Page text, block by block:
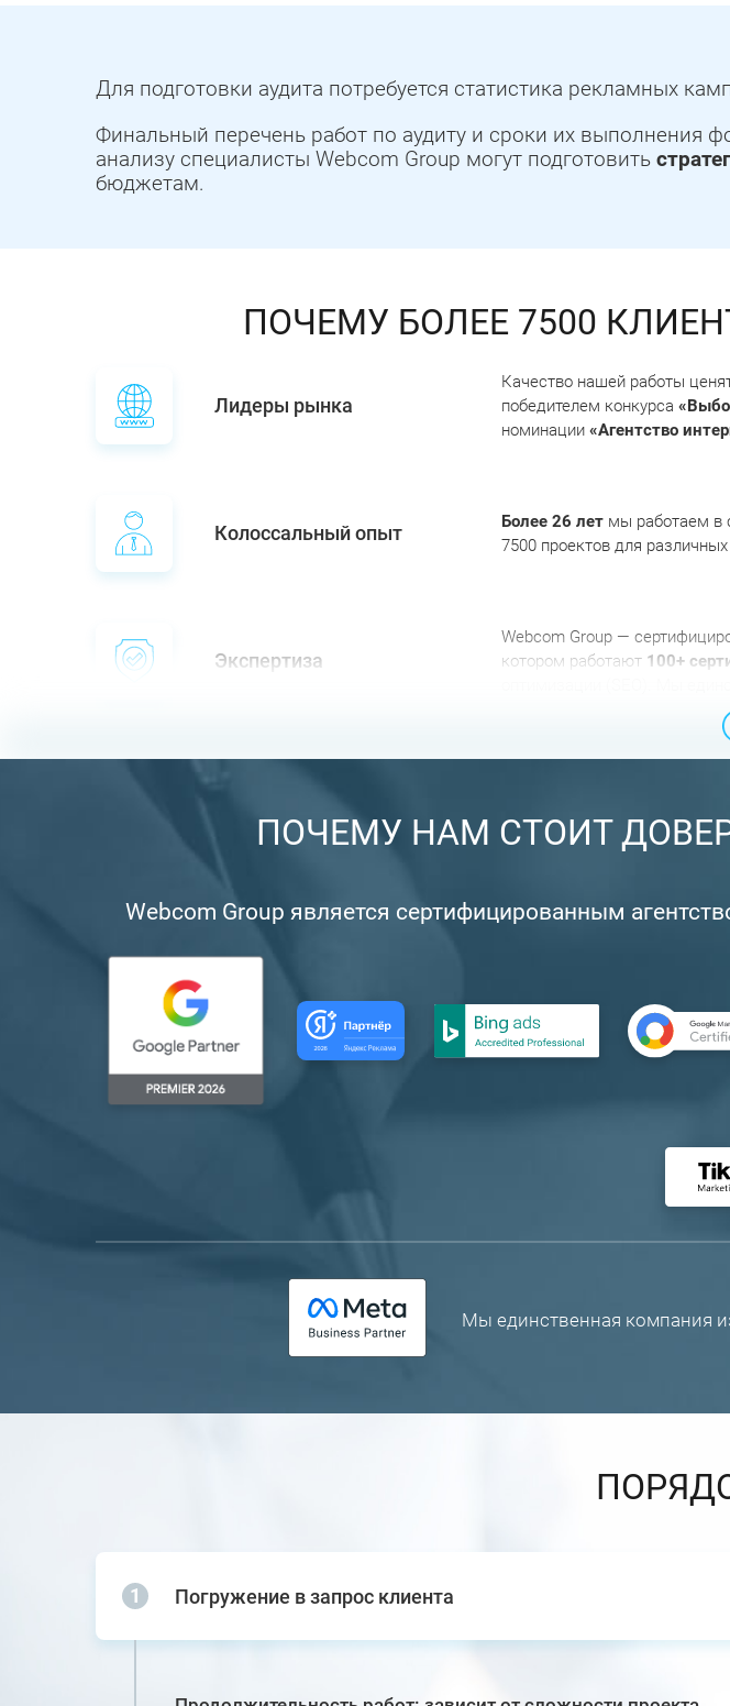
Для подготовки аудита потребуется статистика рекламных
Финальный перечень работ по аудиту и сроки их выполнения
анализу специалисты Webcom Group могут подготовить
бюджетам.
ПОЧЕМУ БОЛЕЕ 7500
Лидеры рынка
Качество нашей работы
победителем конкурса
номинации «Агентство
Колоссальный опыт Более 26 летмы работаем в
7500 проектов для
Экспертиза
Webcom Group —
котором работают 100+
ПОЧЕМУ НАМ СТОИТ
Webcom Group является сертифицированным
Мы единственная компания
Погружение в запрос клиента